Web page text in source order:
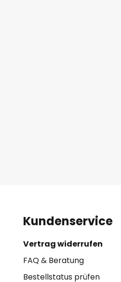
Kundenservice
Vertrag widerrufen
FAQ & Beratung
Bestellstatus prüfen